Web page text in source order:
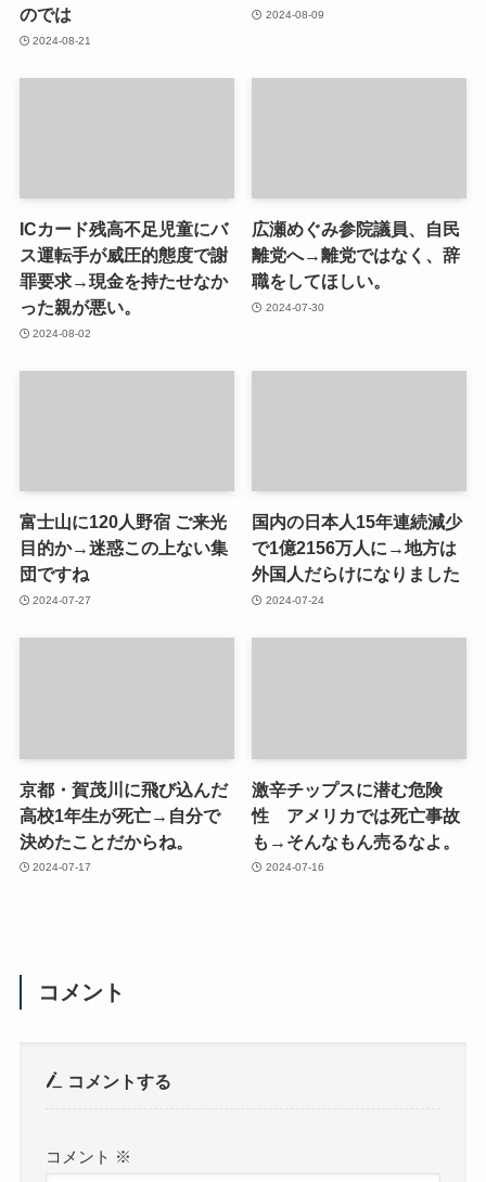
のでは
2024-08-21
2024-08-09
ICカード残高不足児童にバ
ス運転手が威圧的態度で謝
罪要求→現金を持たせなか
った親が悪い。
2024-08-02
広瀬めぐみ参院議員、自民
離党へ→離党ではなく、辞
職をしてほしい。
2024-07-30
富士山に120人野宿 ご来光
目的か→迷惑この上ない集
団ですね
2024-07-27
国内の日本人15年連続減少
で1億2156万人に→地方は
外国人だらけになりました
2024-07-24
京都・賀茂川に飛び込んだ
高校1年生が死亡→自分で
決めたことだからね。
2024-07-17
激辛チップスに潜む危険
性 アメリカでは死亡事故
も→そんなもん売るなよ。
2024-07-16
コメント
コメントする
コメント ※